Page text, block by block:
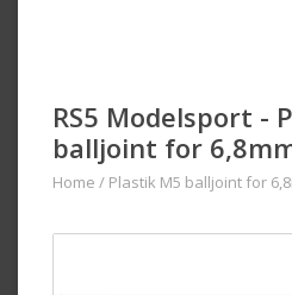
RS5 Modelsport -
balljoint for
Home / Plastik M5 balljoint for